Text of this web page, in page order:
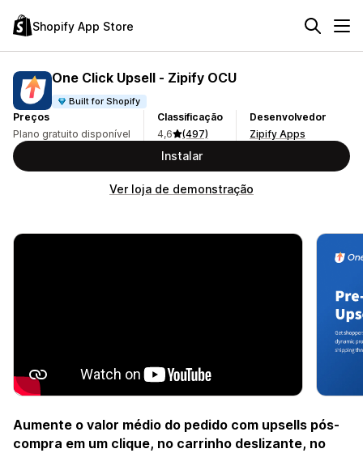
Shopify App Store
One Click Upsell ‑ Zipify OCU
Built for Shopify
Preços
Plano gratuito disponível
Classificação
4,6
(497)
Desenvolvedor
Zipify Apps
Instalar
Ver loja de demonstração
Aumente o valor médio do pedido com upsells pós-
compra em um clique, no carrinho deslizante, no